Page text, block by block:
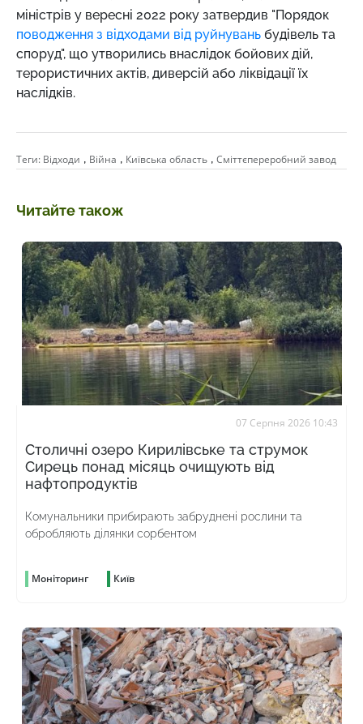
міністрів у вересні 2022 року затвердив "Порядок
поводження з відходами від руйнувань будівель та
споруд", що утворились внаслідок бойових дій,
терористичних актів, диверсій або ліквідації їх
наслідків.
Теги: Відходи , Війна , Київська область , Сміттєпереробний завод
Читайте також
07 Серпня 2026 10:43
Столичні озеро Кирилівське та струмок
Сирець понад місяць очищують від
нафтопродуктів
Комунальники прибирають забруднені рослини та
обробляють ділянки сорбентом
Моніторинг Київ